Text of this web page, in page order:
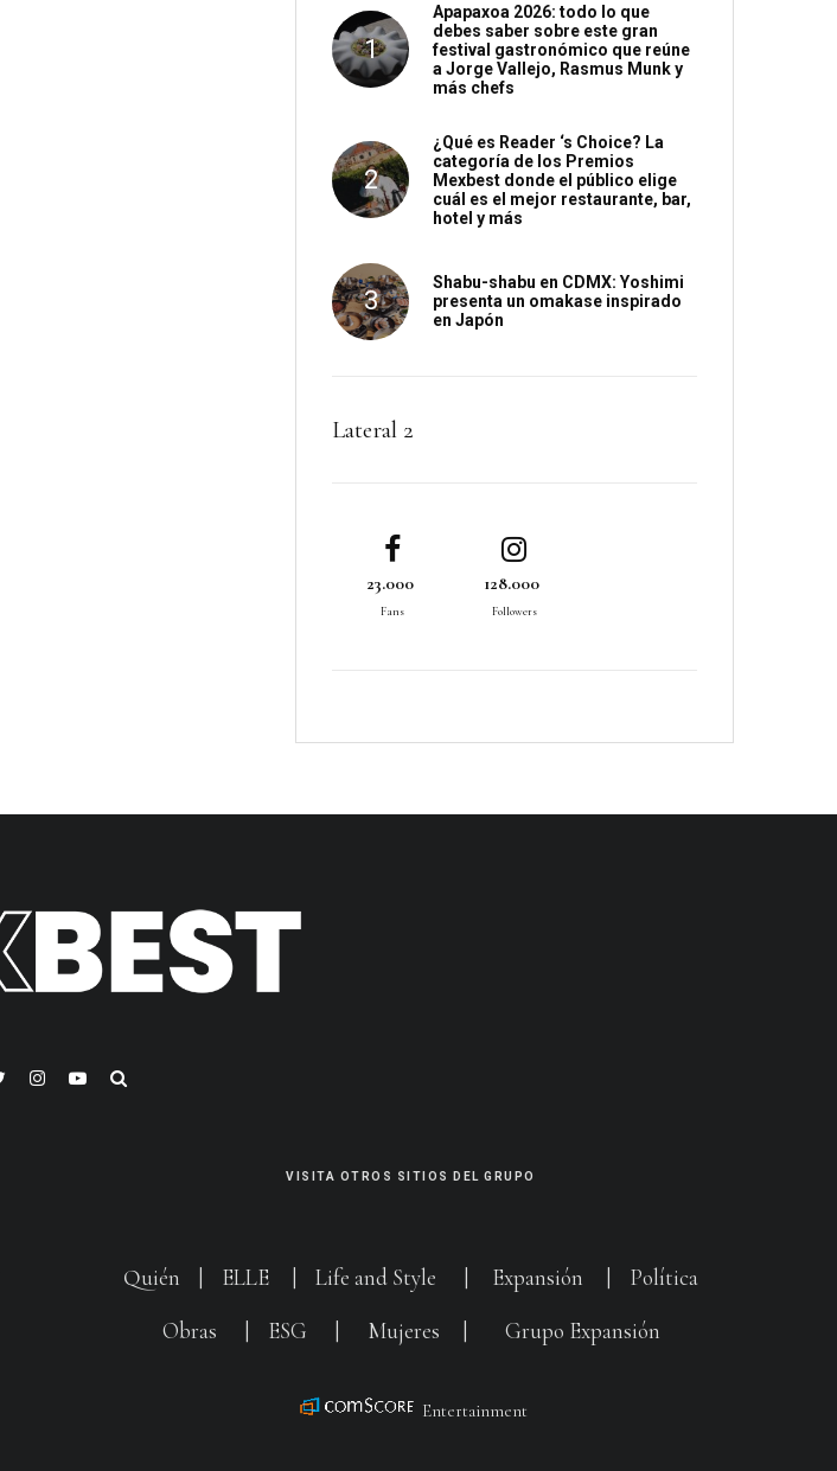
Apapaxoa 2026: todo lo que
debes saber sobre este gran
festival gastronómico que reúne
a Jorge Vallejo, Rasmus Munk y
más chefs
¿Qué es Reader ‘s Choice? La
categoría de los Premios
Mexbest donde el público elige
cuál es el mejor restaurante, bar,
hotel y más
Shabu-shabu en CDMX: Yoshimi
presenta un omakase inspirado
en Japón
Lateral 2
23.000
Fans
128.000
Followers
VISITA OTROS SITIOS DEL GRUPO
Quién ELLE Life and Style Expansión
Política
Obras
ESG Mujeres Grupo Expansión
Entertainment